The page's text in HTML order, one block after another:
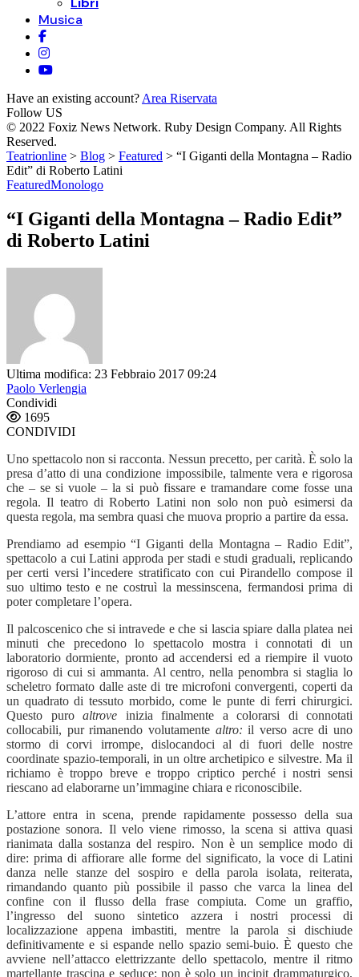
Musica
Have an existing account? Area Riservata
Follow US
© 2022 Foxiz News Network. Ruby Design Company. All Rights
Reserved.
Teatrionline > Blog > Featured > “I Giganti della Montagna – Radio
Edit” di Roberto Latini
FeaturedMonologo
“I Giganti della Montagna – Radio Edit”
di Roberto Latini
Ultima modifica: 23 Febbraio 2017 09:24
Paolo Verlengia
Condividi
1695
CONDIVIDI
Uno spettacolo non si racconta. Nessun precetto, per carità. È solo la
presa d’atto di una condizione impossibile, talmente vera e rigorosa
che – se si vuole – la si può fissare e tramandare come fosse una
regola. Il teatro di Roberto Latini non solo non può esimersi da
questa regola, ma sembra quasi che muova proprio a partire da essa.
Prendiamo ad esempio “I Giganti della Montagna – Radio Edit”,
spettacolo a cui Latini approda per stadi e studi graduali, replicando
per certi versi l’incedere stratificato con cui Pirandello compose il
suo ultimo testo e ne costruì la messinscena, fermandosi prima di
poter completare l’opera.
Il palcoscenico che si intravede e che si lascia spiare dalla platea nei
minuti che precedono lo spettacolo mostra i connotati di un
laboratorio dormiente, pronto ad accendersi ed a riempire il vuoto
rigoroso di cui si ammanta. Al centro, nella penombra si staglia lo
scheletro formato dalle aste di tre microfoni convergenti, coperti da
un quadrato di tessuto morbido, come le punte di ferri chirurgici.
Questo puro altrove inizia finalmente a colorarsi di connotati
collocabili, pur rimanendo volutamente altro: il verso acre di uno
stormo di corvi irrompe, dislocandoci al di fuori delle nostre
coordinate spazio-temporali, in un oltre archetipico e silvestre. Ma il
richiamo è troppo breve e troppo criptico perché i nostri sensi
riescano ad elaborarne un’immagine chiara e riconoscibile.
L’attore entra in scena, prende rapidamente possesso della sua
postazione sonora. Il velo viene rimosso, la scena si attiva quasi
rianimata dalla sostanza del respiro. Non è un semplice modo di
dire: prima di affiorare alle forme del significato, la voce di Latini
danza nelle stanze del sospiro e della parola isolata, reiterata,
rimandando quanto più possibile il passo che varca la linea del
confine con il flusso della frase compiuta. Come un graffio,
l’ingresso del suono sintetico azzera i nostri processi di
localizzazione appena imbastiti, mentre la parola si dischiude
definitivamente e si espande nello spazio semi-buio.È questo che
avviene nell’attacco elettrizzante dello spettacolo, mentre il ritmo
martellante trascina e seduce: non è solo un incipit drammaturgico,